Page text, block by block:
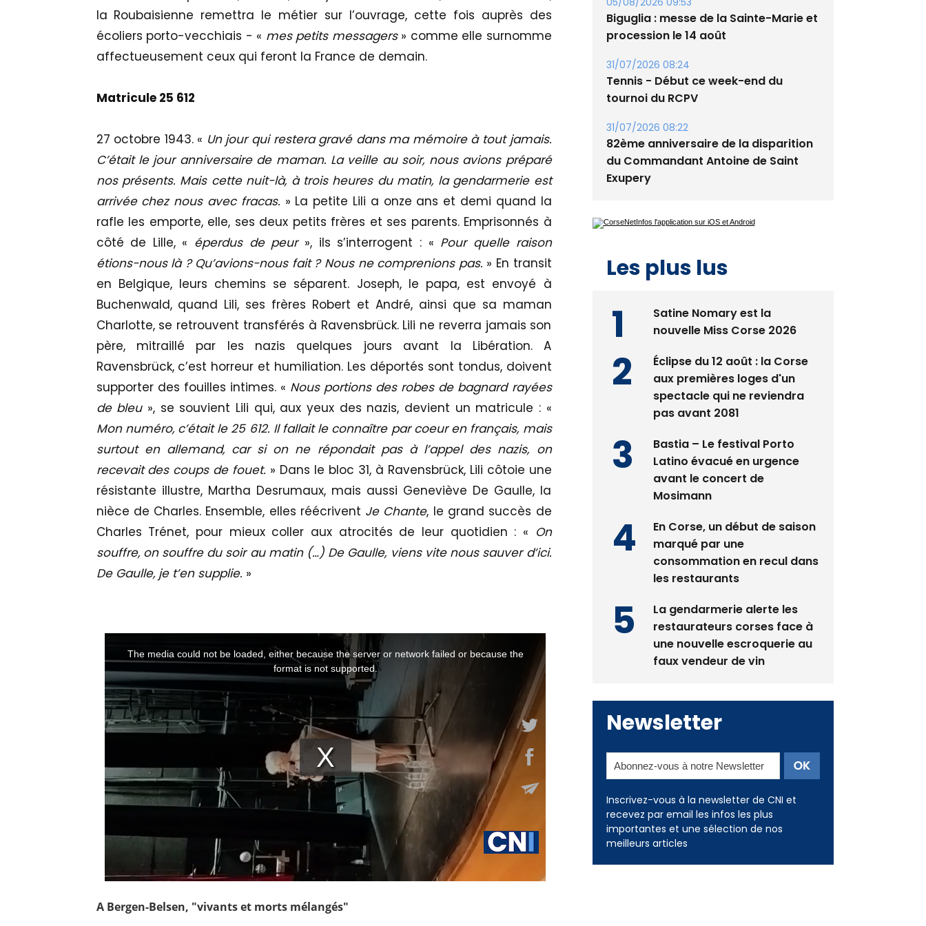
la Roubaisienne remettra le métier sur l’ouvrage, cette fois auprès des
écoliers porto-vecchiais - « mes petits messagers» comme elle surnomme
affectueusement ceux qui feront la France de demain.
Matricule 25 612
27 octobre 1943. « Un jour qui restera gravé dans ma mémoire à tout jamais.
C’était le jour anniversaire de maman. La veille au soir, nous avions préparé
nos présents. Mais cette nuit-là, à trois heures du matin, la gendarmerie est
arrivée chez nous avec fracas. » La petite Lili a onze ans et demi quand la
rafle les emporte, elle, ses deux petits frères et ses parents. Emprisonnés à
côté de Lille, « éperdus de peur», ils s’interrogent : « Pour quelle raison
étions-nous là ? Qu’avions-nous fait ? Nous ne comprenions pas. » En transit
en Belgique, leurs chemins se séparent. Joseph, le papa, est envoyé à
Buchenwald, quand Lili, ses frères Robert et André, ainsi que sa maman
Charlotte, se retrouvent transférés à Ravensbrück. Lili ne reverra jamais son
père, mitraillé par les nazis quelques jours avant la Libération. A
Ravensbrück, c’est horreur et humiliation. Les déportés sont tondus, doivent
supporter des fouilles intimes. « Nous portions des robes de bagnard rayées
de bleu», se souvient Lili qui, aux yeux des nazis, devient un matricule : «
Mon numéro, c’était le 25 612. Il fallait le connaître par coeur en français, mais
surtout en allemand, car si on ne répondait pas à l’appel des nazis, on
recevait des coups de fouet. » Dans le bloc 31, à Ravensbrück, Lili côtoie une
résistante illustre, Martha Desrumaux, mais aussi Geneviève De Gaulle, la
nièce de Charles. Ensemble, elles réécrivent Je Chante, le grand succès de
Charles Trénet, pour mieux coller aux atrocités de leur quotidien : « On
souffre, on souffre du soir au matin (…) De Gaulle, viens vite nous sauver d’ici.
De Gaulle, je t’en supplie. »
A Bergen-Belsen, "vivants et morts mélangés"
stade de San Benedetto
05/08/2026 09:53
procession le 14 août
31/07/2026 08:24
tournoi du RCPV
31/07/2026 08:22
82ème anniversaire de la disparition
nouvelle Miss Corse 2026
Éclipse du 12 août : la Corse
aux premières loges d'un
pas avant 2081
Bastia – Le festival Porto
Latino évacué en urgence
Mosimann
En Corse, un début de saison
marqué par une
les restaurants
La gendarmerie alerte les
restaurateurs corses face à
Newsletter
Inscrivez-vous à la newsletter de CNI et
recevez par email les infos les plus